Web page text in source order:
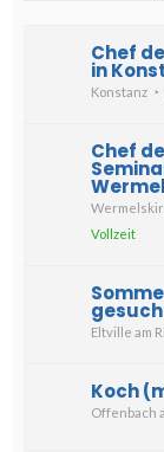
Chef
in
Konstanz
Chef
Vollzeit
Eltville am
Koch
Offenbach